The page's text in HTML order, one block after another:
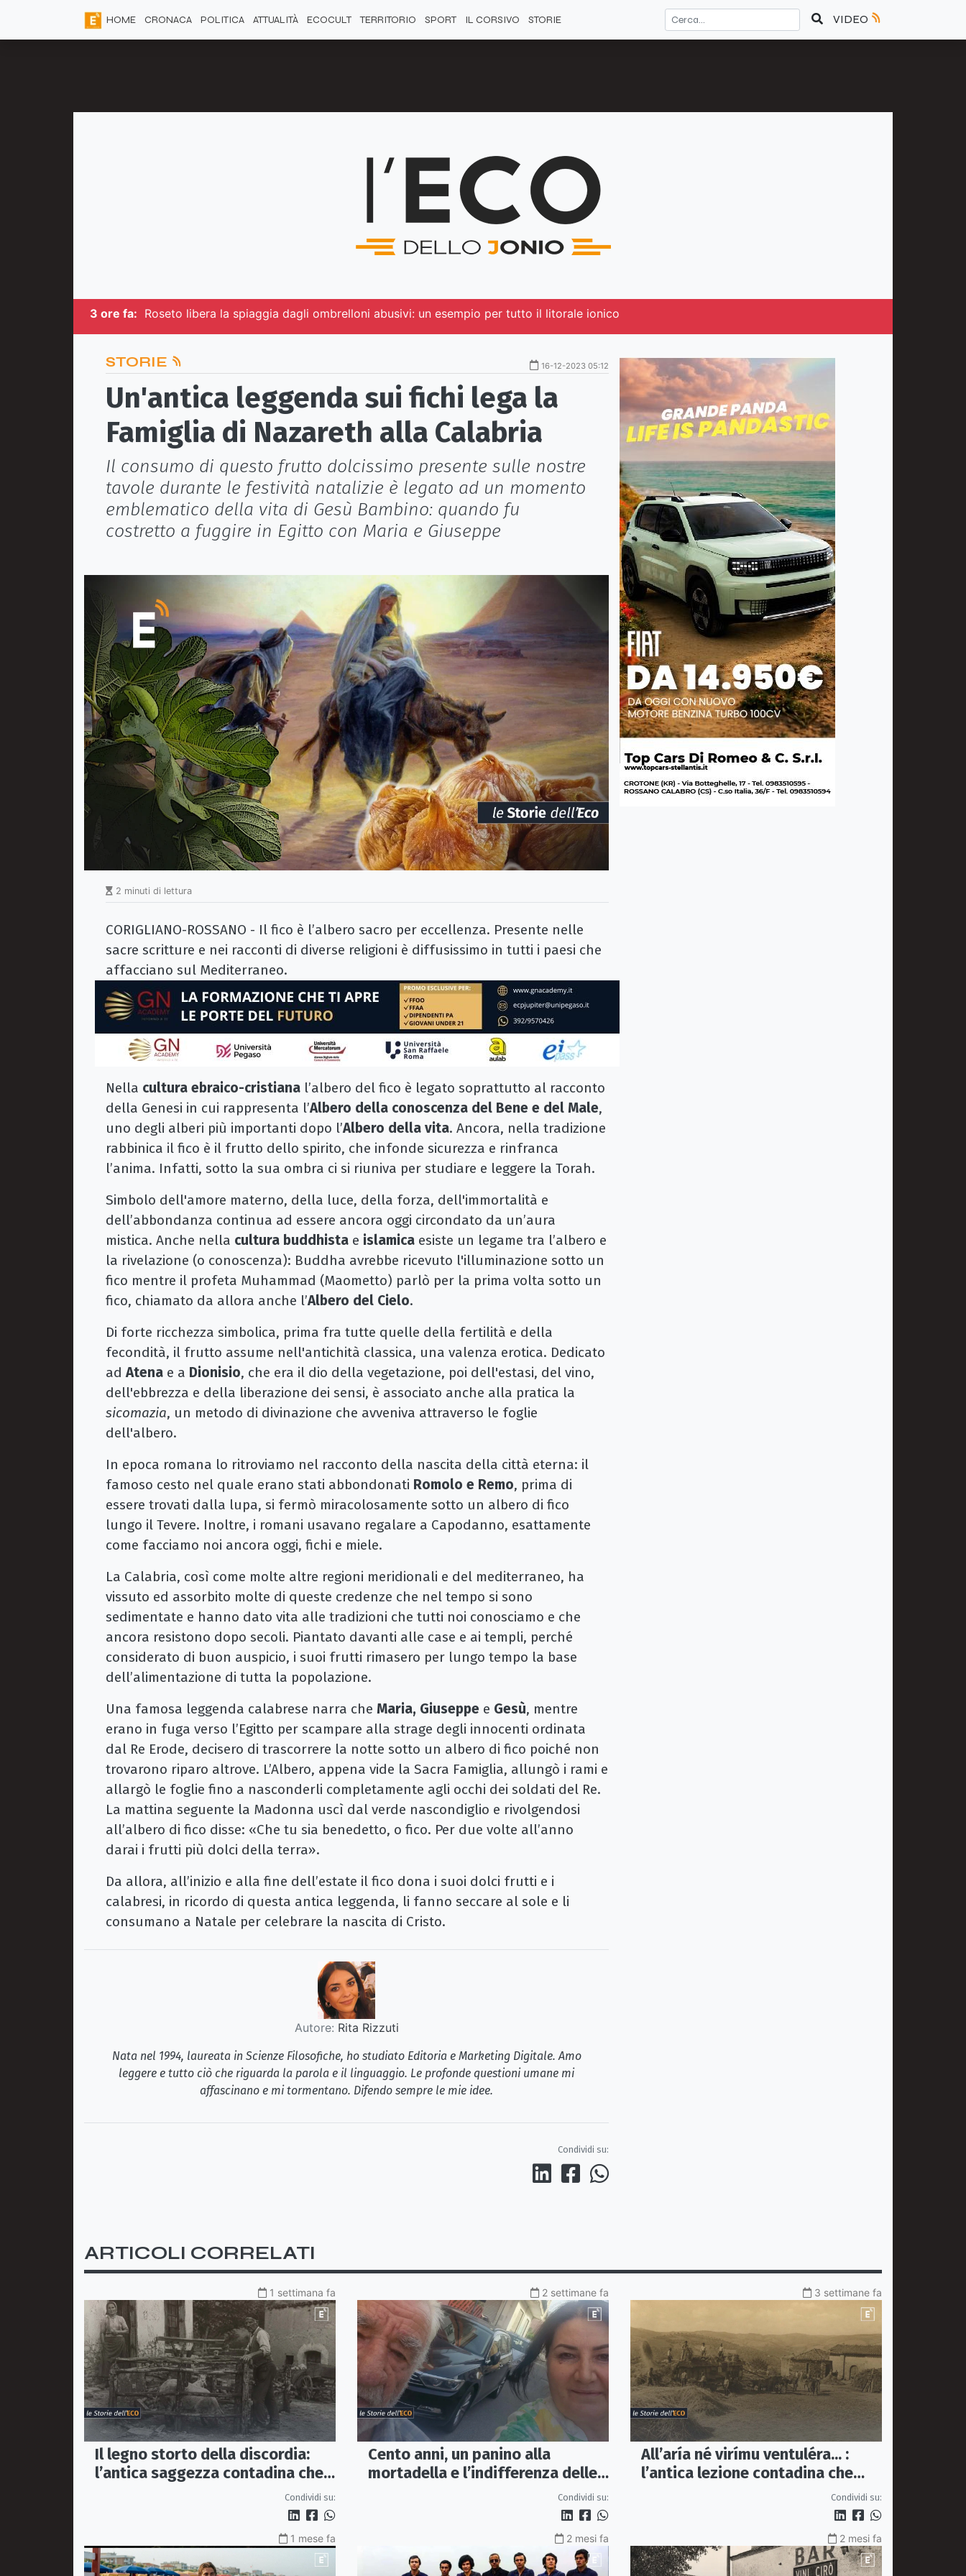
HOME CRONACA POLITICA ATTUALITÀ ECOCULT TERRITORIO SPORT IL CORSIVO STORIE VIDEO
3 ore fa: Roseto libera la spiaggia dagli ombrelloni abusivi: un esempio per tutto il litorale ionico
STORIE 16-12-2023 05:12
Un'antica leggenda sui fichi lega la
Famiglia di Nazareth alla Calabria
Il consumo di questo frutto dolcissimo presente sulle nostre
tavole durante le festività natalizie è legato ad un momento
emblematico della vita di Gesù Bambino: quando fu
costretto a fuggire in Egitto con Maria e Giuseppe
2 minuti di lettura
CORIGLIANO-ROSSANO - Il fico è l’albero sacro per eccellenza. Presente nelle
sacre scritture e nei racconti di diverse religioni è diffusissimo in tutti i paesi che
affacciano sul Mediterraneo.
Nella cultura ebraico-cristiana l’albero del fico è legato soprattutto al racconto
della Genesi in cui rappresenta l’Albero della conoscenza del Bene e del Male,
uno degli alberi più importanti dopo l’Albero della vita. Ancora, nella tradizione
rabbinica il fico è il frutto dello spirito, che infonde sicurezza e rinfranca
l’anima. Infatti, sotto la sua ombra ci si riuniva per studiare e leggere la Torah.
Simbolo dell'amore materno, della luce, della forza, dell'immortalità e
dell’abbondanza continua ad essere ancora oggi circondato da un’aura
mistica. Anche nella cultura buddhista e islamica esiste un legame tra l’albero e
la rivelazione (o conoscenza): Buddha avrebbe ricevuto l'illuminazione sotto un
fico mentre il profeta Muhammad (Maometto) parlò per la prima volta sotto un
fico, chiamato da allora anche l’Albero del Cielo.
Di forte ricchezza simbolica, prima fra tutte quelle della fertilità e della
fecondità, il frutto assume nell'antichità classica, una valenza erotica. Dedicato
ad Atena e a Dionisio, che era il dio della vegetazione, poi dell'estasi, del vino,
dell'ebbrezza e della liberazione dei sensi, è associato anche alla pratica la
sicomazia, un metodo di divinazione che avveniva attraverso le foglie
dell'albero.
In epoca romana lo ritroviamo nel racconto della nascita della città eterna: il
famoso cesto nel quale erano stati abbondonati Romolo e Remo, prima di
essere trovati dalla lupa, si fermò miracolosamente sotto un albero di fico
lungo il Tevere. Inoltre, i romani usavano regalare a Capodanno, esattamente
come facciamo noi ancora oggi, fichi e miele.
La Calabria, così come molte altre regioni meridionali e del mediterraneo, ha
vissuto ed assorbito molte di queste credenze che nel tempo si sono
sedimentate e hanno dato vita alle tradizioni che tutti noi conosciamo e che
ancora resistono dopo secoli. Piantato davanti alle case e ai templi, perché
considerato di buon auspicio, i suoi frutti rimasero per lungo tempo la base
dell’alimentazione di tutta la popolazione.
Una famosa leggenda calabrese narra che Maria, Giuseppe e Gesù, mentre
erano in fuga verso l’Egitto per scampare alla strage degli innocenti ordinata
dal Re Erode, decisero di trascorrere la notte sotto un albero di fico poiché non
trovarono riparo altrove. L’Albero, appena vide la Sacra Famiglia, allungò i rami e
allargò le foglie fino a nasconderli completamente agli occhi dei soldati del Re.
La mattina seguente la Madonna uscì dal verde nascondiglio e rivolgendosi
all’albero di fico disse: «Che tu sia benedetto, o fico. Per due volte all’anno
darai i frutti più dolci della terra».
Da allora, all’inizio e alla fine dell’estate il fico dona i suoi dolci frutti e i
calabresi, in ricordo di questa antica leggenda, li fanno seccare al sole e li
consumano a Natale per celebrare la nascita di Cristo.
Autore: Rita Rizzuti
Nata nel 1994, laureata in Scienze Filosofiche, ho studiato Editoria e Marketing Digitale. Amo
leggere e tutto ciò che riguarda la parola e il linguaggio. Le profonde questioni umane mi
affascinano e mi tormentano. Difendo sempre le mie idee.
Condividi su:
ARTICOLI CORRELATI
1 settimana fa
Il legno storto della discordia:
l’antica saggezza contadina che
insegna il valore del rispettoCondividi su:
2 settimane fa
Cento anni, un panino alla
mortadella e l’indifferenza delle
Condividi su:
3 settimane fa
All’aría né virímu ventuléra... :
l’antica lezione contadina che
mette alla prova il tempo deiCondividi su:
1 mese fa 2 mesi fa 2 mesi fa